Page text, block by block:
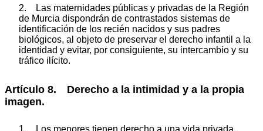
2. Las maternidades públicas y privadas de la Región
de Murcia dispondrán de contrastados sistemas de
identificación de los recién nacidos y sus padres
biológicos, al objeto de preservar el derecho infantil a la
identidad y evitar, por consiguiente, su intercambio y su
tráfico ilícito.
Artículo 8. Derecho a la intimidad y a la propia
imagen.